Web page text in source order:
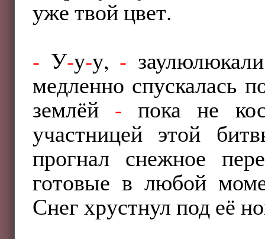
уже твой цвет.
- У-у-у, -
медленно спускалась
землёй - пока не
участницей этой
прогнал снежное
готовые в любой
Снег хрустнул под её